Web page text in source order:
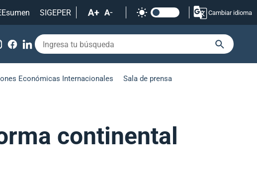
SIGEPER Cambiar idioma
Económicas Internacionales Sala de prensa
continental